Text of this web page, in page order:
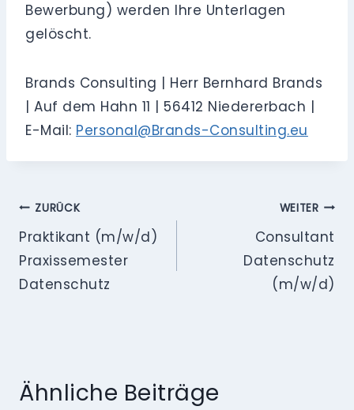
Bewerbung) werden Ihre Unterlagen
gelöscht.
Brands Consulting | Herr Bernhard Brands
| Auf dem Hahn 11 | 56412 Niedererbach |
E-Mail: Personal@Brands-Consulting.eu
Beitragsnavigation
ZURÜCK
Praktikant (m/w/d)
Praxissemester
Datenschutz
WEITER
Consultant
Datenschutz
(m/w/d)
Ähnliche Beiträge